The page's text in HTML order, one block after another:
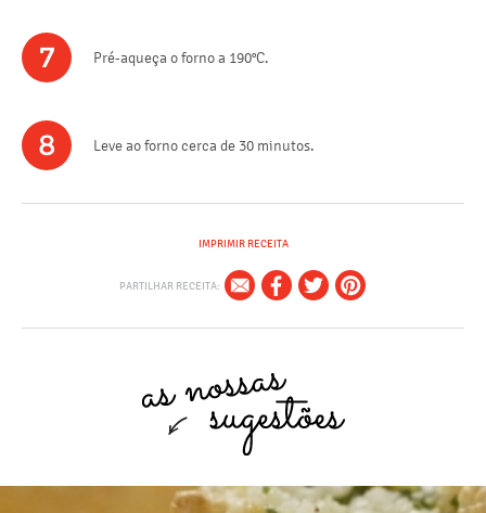
7 Pré-aqueça o forno a 190°C.
8 Leve ao forno cerca de 30 minutos.
IMPRIMIR RECEITA
PARTILHAR RECEITA: